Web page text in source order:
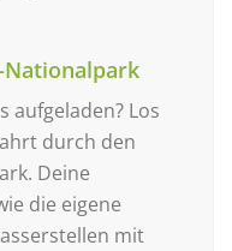
Nationalpark
aufgeladen? Los
durch den
Deine
die eigene
mit